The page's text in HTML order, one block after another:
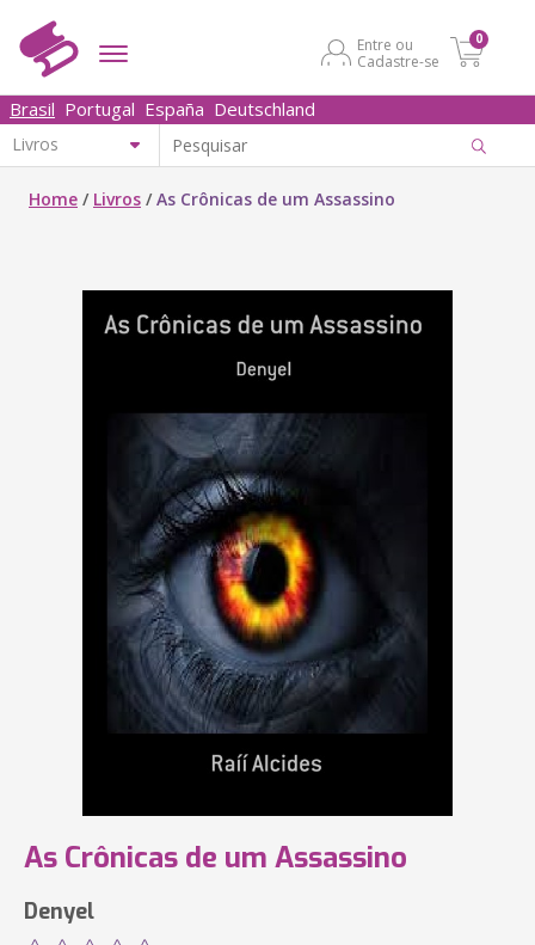
Entre ou
Cadastre-se
0
Brasil Portugal España Deutschland
Home / Livros /As Crônicas de um Assassino
As Crônicas de um Assassino
Denyel